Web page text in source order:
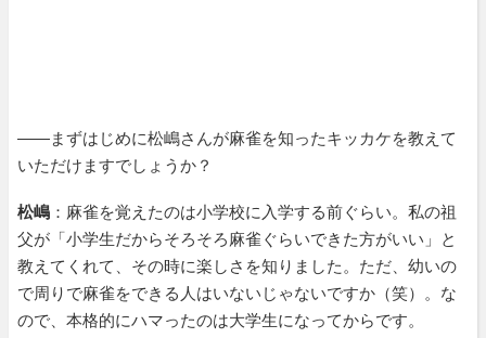
――まずはじめに松嶋さんが麻雀を知ったキッカケを教えて
いただけますでしょうか？
松嶋 ：麻雀を覚えたのは小学校に入学する前ぐらい。私の祖
父が「小学生だからそろそろ麻雀ぐらいできた方がいい」と
教えてくれて、その時に楽しさを知りました。ただ、幼いの
で周りで麻雀をできる人はいないじゃないですか（笑）。な
ので、本格的にハマったのは大学生になってからです。